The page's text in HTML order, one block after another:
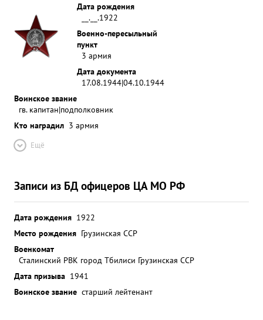
Дата рождения
__.__.1922
Военно-пересыльный
пункт
3 армия
Дата документа
17.08.1944|04.10.1944
Воинское звание
гв. капитан|подполковник
Кто наградил 3 армия
Ещё
Записи из БД офицеров ЦА МО РФ
Дата рождения 1922
Место рождения Грузинская ССР
Военкомат
Сталинский РВК город Тбилиси Грузинская ССР
Дата призыва 1941
Воинское звание старший лейтенант